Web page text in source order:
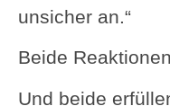
unsicher an.“
Beide
Und beide